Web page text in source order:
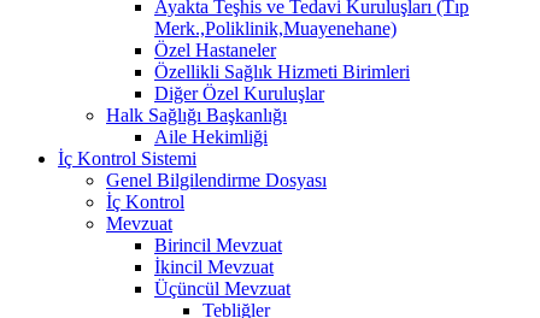
Ayakta Teşhis ve Tedavi Kuruluşları (Tıp
Merk.,Poliklinik,Muayenehane)
Özel Hastaneler
Özellikli Sağlık Hizmeti Birimleri
Diğer Özel Kuruluşlar
Halk Sağlığı Başkanlığı
Aile Hekimliği
İç Kontrol Sistemi
Genel Bilgilendirme Dosyası
İç Kontrol
Mevzuat
Birincil Mevzuat
İkincil Mevzuat
Üçüncül Mevzuat
Tebliğler